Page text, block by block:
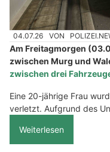
04.07.26 VON
Am Freitagmorgen
zwischen Murg und
zwischen drei
Eine 20-jährige Frau
verletzt. Aufgrund des
Weiterlesen